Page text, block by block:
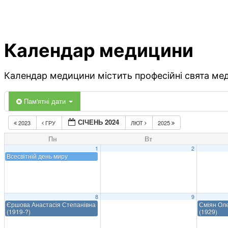
Календар медицини
Календар медицини містить професійні свята
Пам'ятні дати
2023 ГРУ СІЧЕНЬ 2024 ЛЮТ 2025
Пн Вт
1
Всесвітній день миру
2
8
Єршова Анастасія Степанівна
(1919-?)
9
Сміян
(1929)